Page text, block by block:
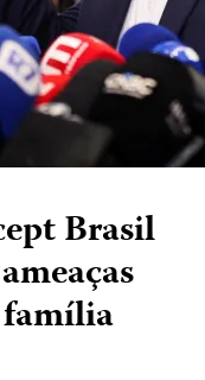
Brasil